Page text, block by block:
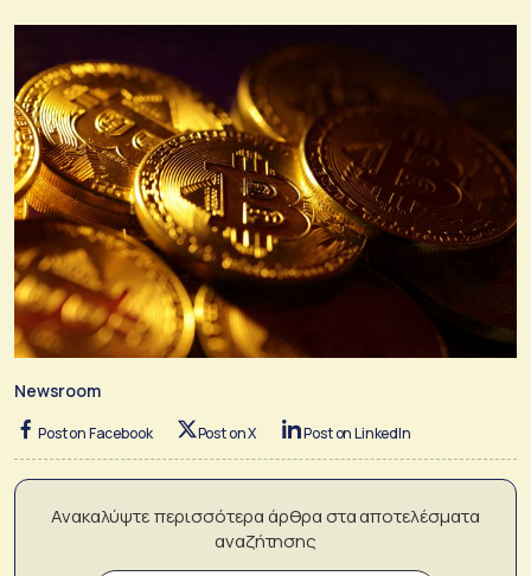
Newsroom
Post on Facebook Post on X Post on LinkedIn
Ανακαλύψτε περισσότερα άρθρα στα αποτελέσματα
αναζήτησης